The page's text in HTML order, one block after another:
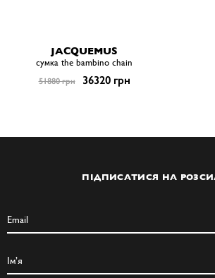
JACQUEMUS
сумка the bambino chain
51880 грн 36320 грн
ПІДПИСАТИСЯ НА